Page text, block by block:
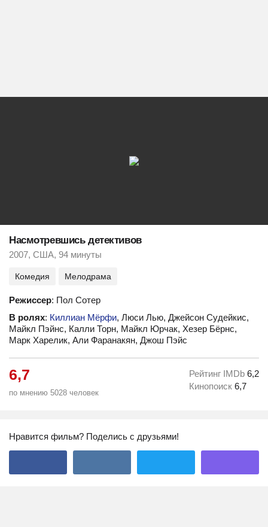
Насмотревшись детективов
2007, США, 94 минуты
Комедия Мелодрама
Режиссер: Пол Сотер
В ролях: Киллиан Мёрфи, Люси Лью, Джейсон Судейкис,
Майкл Пэйнс, Калли Торн, Майкл Юрчак, Хезер Бёрнс,
Марк Харелик, Али Фаранакян, Джош Пэйс
6,7
по мнению 5028 человек
Рейтинг IMDb 6,2
Кинопоиск 6,7
Нравится фильм? Поделись с друзьями!